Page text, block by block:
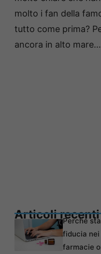
molto i fan della
tutto come prima?
ancora in alto mare…
Articoli recenti
Perché
fiducia
farmacie